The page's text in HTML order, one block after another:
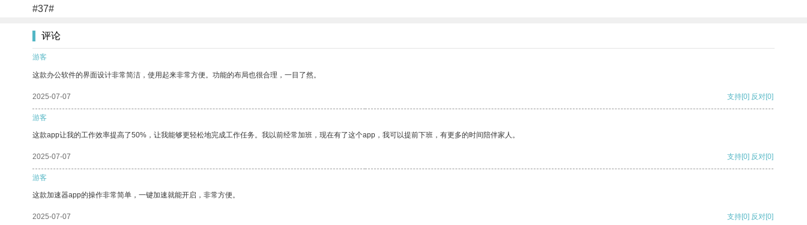
#37#
评论
游客
这款办公软件的界面设计非常简洁，使用起来非常方便。功能的布局也很合理，一目了然。
2025-07-07 支持[0] 反对[0]
游客
这款app让我的工作效率提高了50%，让我能够更轻松地完成工作任务。我以前经常加班，现在有了这个app，我可以提前下班，有更多的时间陪伴家人。
2025-07-07 支持[0] 反对[0]
游客
这款加速器app的操作非常简单，一键加速就能开启，非常方便。
2025-07-07 支持[0] 反对[0]